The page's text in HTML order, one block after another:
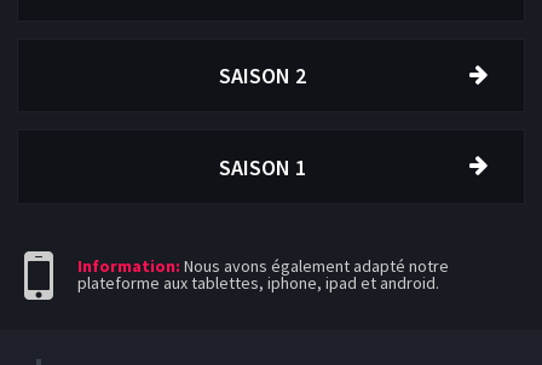
SAISON 2
SAISON 1
Information: Nous avons également adapté notre
plateforme aux tablettes, iphone, ipad et android.